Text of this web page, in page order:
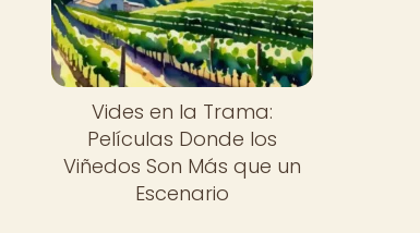
Vides en la Trama:
Películas Donde los
Viñedos Son Más que un
Escenario